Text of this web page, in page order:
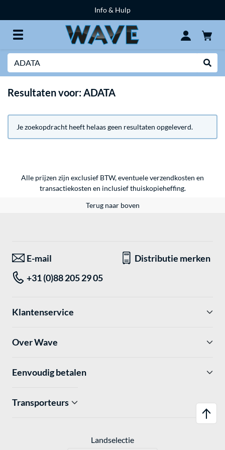
Info & Hulp
Resultaten voor: ADATA
Je zoekopdracht heeft helaas geen resultaten opgeleverd.
Alle prijzen zijn exclusief BTW, eventuele verzendkosten en
transactiekosten en inclusief thuiskopieheffing.
Terug naar boven
E-mail
Distributie merken
+31 (0)88 205 29 05
Klantenservice
Over Wave
Eenvoudig betalen
Transporteurs
Landselectie